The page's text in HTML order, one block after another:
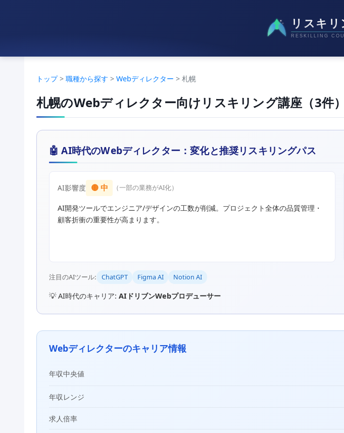
トップ> 職種から探す > Webディレクター > 札幌
札幌のWebディレクター向けリスキリング講座（3件）
🤖 AI時代のWebディレクター：変化と推奨リスキリングパス
AI影響度 🟡 中 （一部の業務がAI化）
AI開発ツールでエンジニア/デザインの工数が削減。プロジェクト全体の品質管理・
顧客折衝の重要性が高まります。
注目のAIツール: ChatGPT Figma AI Notion AI
💡 AI時代のキャリア: AIドリブンWebプロデューサー
Webディレクターのキャリア情報
年収中央値
年収レンジ
求人倍率